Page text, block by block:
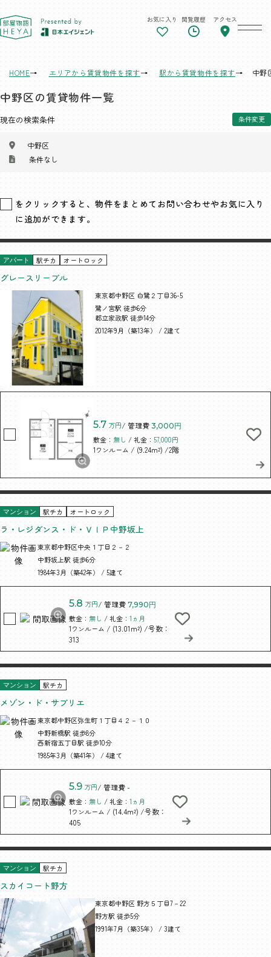
東京 部屋物語 お気に入り 閲覧履歴 アクセス
HOME エリアから賃貸物件を探す 駅から賃貸物件を探す 中野
中野区の賃貸物件一覧
現在の検索条件 条件変更
中野区
条件なし
をクリックすると、物件をまとめてお問い合わせやお気に入り
に追加ができます。
アパート 駅チカ オートロック
グレースリーブル
東京都中野区 白鷺２丁目36-5
鷺ノ宮駅 徒歩6分
都立家政駅 徒歩14分
2012年9月（築13年） / 2建て
5.7 万円/ 管理費 3,000円
敷金： 無し / 礼金：57,000円
1ワンルーム / (9.24m²) /2階
マンション 駅チカ オートロック
ラ・レジダンス・ド・ＶＩＰ中野坂上
東京都中野区中央１丁目２－２
中野坂上駅 徒歩6分
1984年3月（築42年） / 5建て
5.8 万円/ 管理費 7,990円
敷金： 無し / 礼金：1ヵ月
1ワンルーム / (13.01m²) /号数：
313
マンション 駅チカ
メゾン・ド・サブリエ
東京都中野区弥生町１丁目４２－１０
中野新橋駅 徒歩8分
西新宿五丁目駅 徒歩10分
1985年3月（築41年） / 4建て
5.9 万円/ 管理費 -
敷金： 無し / 礼金： 1ヵ月
1ワンルーム / (14.4m²) /号数：
405
マンション 駅チカ
スカイコート野方
東京都中野区 野方５丁目7－22
野方駅 徒歩5分
1991年7月（築35年） / 3建て